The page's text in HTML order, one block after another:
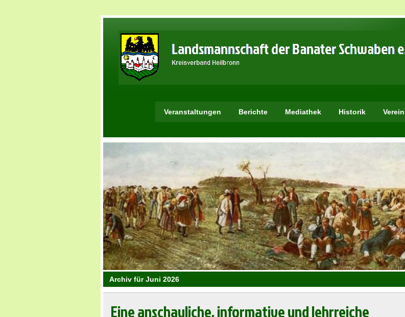
Veranstaltungen Berichte Mediathek Historik Verein
Archiv für Juni 2026
Eine anschauliche, informative und lehrreiche